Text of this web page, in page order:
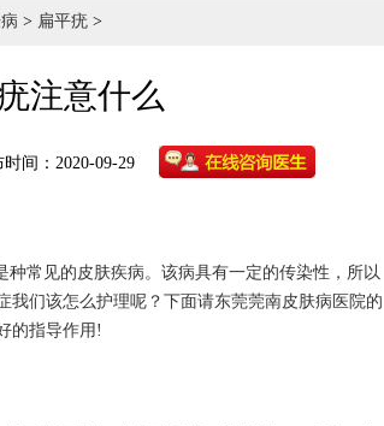
> 扁平疣 >
注意什么
时间：2020-09-29
种常见的皮肤疾病。该病具有一定的传染性，所以
们该怎么护理呢？下面请东莞莞南皮肤病医院的
的指导作用!